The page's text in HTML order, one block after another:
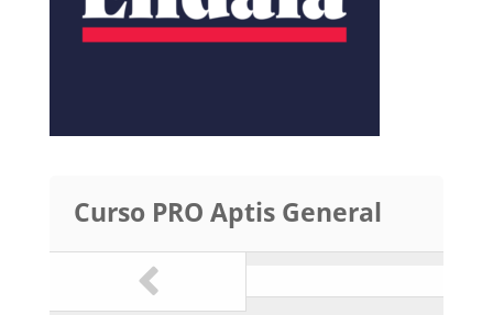
Curso PRO Aptis General